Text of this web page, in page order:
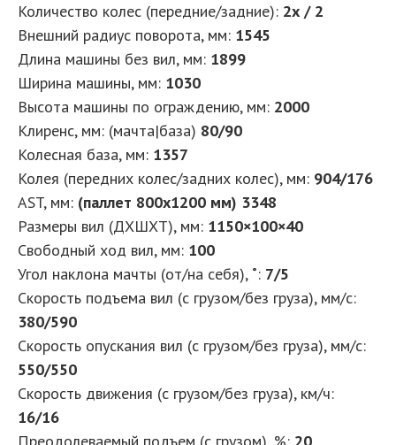
Количество колес (передние/задние): 2х / 2
Внешний радиус поворота, мм: 1545
Длина машины без вил, мм: 1899
Ширина машины, мм: 1030
Высота машины по ограждению, мм: 2000
Клиренс, мм: (мачта|база) 80/90
Колесная база, мм: 1357
Колея (передних колес/задних колес), мм: 904/176
AST, мм: (паллет 800х1200 мм) 3348
Размеры вил (ДXШXТ), мм: 1150×100×40
Свободный ход вил, мм: 100
Угол наклона мачты (от/на себя), ˚: 7/5
Скорость подъема вил (с грузом/без груза), мм/с:
380/590
Скорость опускания вил (с грузом/без груза), мм/с:
550/550
Скорость движения (с грузом/без груза), км/ч:
16/16